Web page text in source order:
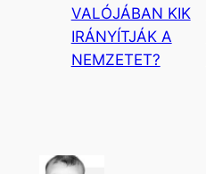
VALÓJÁBAN KIK
IRÁNYÍTJÁK A
NEMZETET?